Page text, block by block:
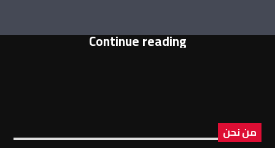
Continue reading
من نحن